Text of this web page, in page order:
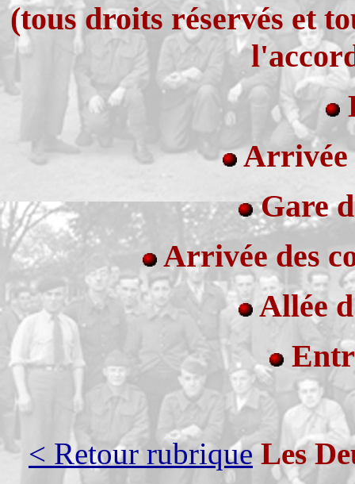
(tous droits réservés et
Arrivée
Gare
Arrivée des
Allée
< Retour rubrique Les